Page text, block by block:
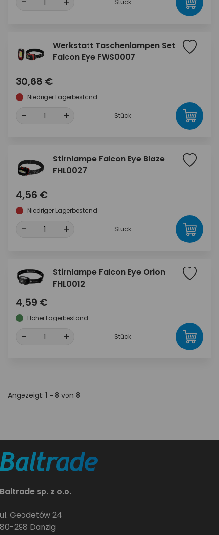
Stück
Werkstatt Taschenlampen Set
Falcon Eye FWS0007
30,68 €
Niedriger Lagerbestand
- + Stück
Stirnlampe Falcon Eye Blaze
FHL0027
4,56 €
Niedriger Lagerbestand
- + Stück
Stirnlampe Falcon Eye Orion
FHL0012
4,59 €
Hoher Lagerbestand
- + Stück
Angezeigt: 1 - 8 von 8
Baltrade sp. z o.o.
ul. Geodetów 24
80-298 Danzig